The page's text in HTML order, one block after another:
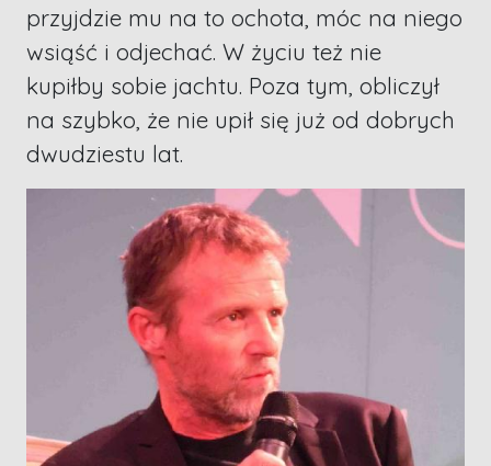
przyjdzie mu na to ochota, móc na niego
wsiąść i odjechać. W życiu też nie
kupiłby sobie jachtu. Poza tym, obliczył
na szybko, że nie upił się już od dobrych
dwudziestu lat.